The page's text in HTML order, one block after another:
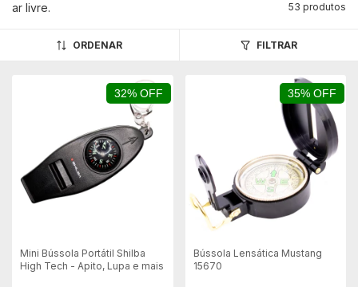
ar livre.
53 produtos
ORDENAR FILTRAR
32% OFF
Mini Bússola Portátil Shilba
High Tech - Apito, Lupa e mais
35% OFF
Bússola Lensática Mustang
15670